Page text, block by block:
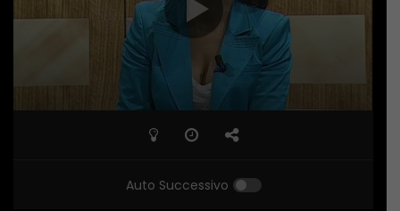
Auto Successivo